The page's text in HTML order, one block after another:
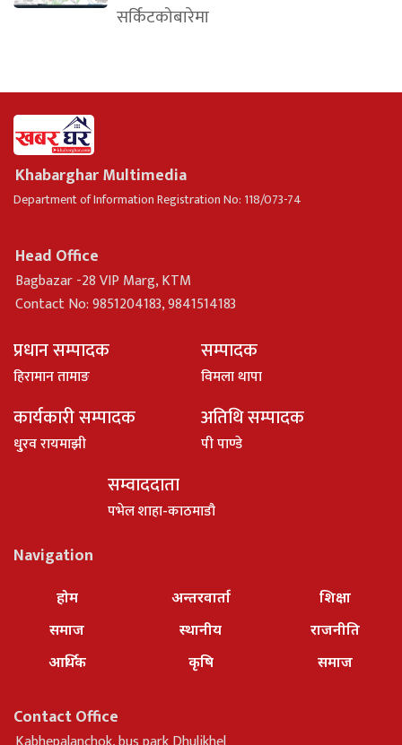
सर्किटकोबारेमा
Khabarghar Multimedia
Department of Information Registration No: 118/073-74
Head Office
Bagbazar -28 VIP Marg, KTM
Contact No: 9851204183, 9841514183
प्रधान सम्पादक
हिरामान तामाङ
सम्पादक
विमला थापा
कार्यकारी सम्पादक
धु्रव रायमाझी
अतिथि सम्पादक
पी पाण्डे
सम्वाददाता
पभेल शाहा-काठमाडौ
Navigation
होम
समाज
आर्थिक
अन्तरवार्ता
स्थानीय
कृषि
शिक्षा
राजनीति
समाज
Contact Office